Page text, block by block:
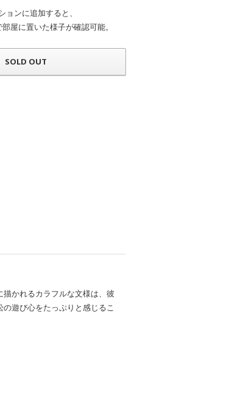
ョンに追加すると、
部屋に置いた様子が確認可能。
SOLD OUT
かれるカラフルな文様は、彼
遊び心をたっぷりと感じるこ